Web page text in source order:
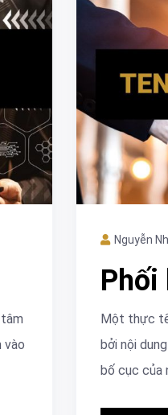
vào
Nguyễn
Phối
Một thực
bởi nội
bố cục của